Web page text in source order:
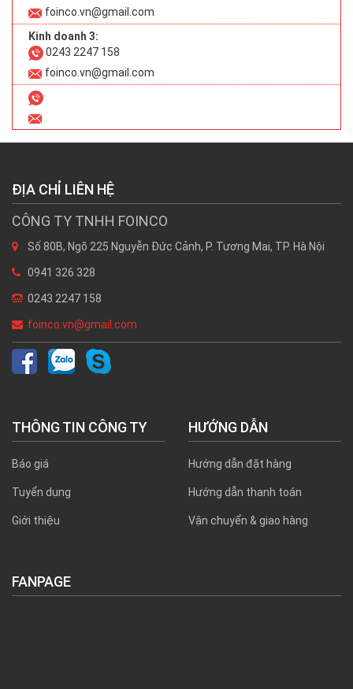
foinco.vn@gmail.com
Kinh doanh 3:
0243 2247 158
foinco.vn@gmail.com
ĐỊA CHỈ LIÊN HỆ
CÔNG TY TNHH FOINCO
Số 80B, Ngõ 225 Nguyễn Đức Cảnh, P. Tương Mai, TP. Hà Nội
0941 326 328
0243 2247 158
foinco.vn@gmail.com
THÔNG TIN CÔNG TY
Báo giá
Tuyển dụng
Giới thiệu
HƯỚNG DẪN
Hướng dẫn đặt hàng
Hướng dẫn thanh toán
Vận chuyển & giao hàng
FANPAGE